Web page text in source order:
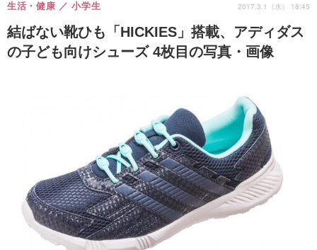
結ばない靴ひも「HICKIES」搭載、アディダス
の子ども向けシューズ 4枚目の写真・画像
生活・健康 小学生 2017.3.1（水） 18:45